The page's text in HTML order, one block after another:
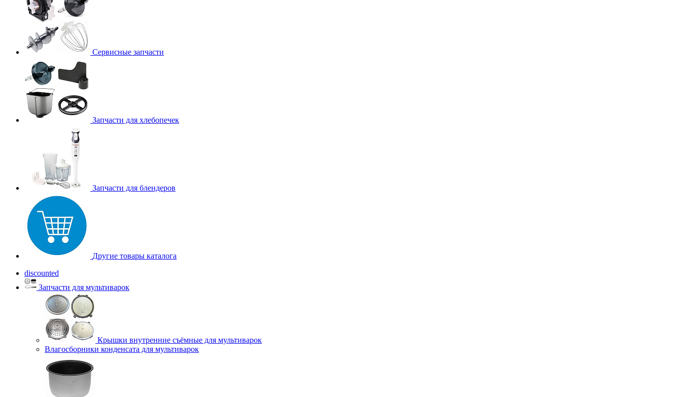
Сервисные запчасти
Запчасти для хлебопечек
Запчасти для блендеров
Другие товары каталога
discounted
Запчасти для мультиварок
Крышки внутренние съёмные для мультиварок
Влагосборники конденсата для мультиварок